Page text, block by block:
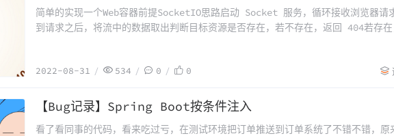
简单的实现一个Web容器前提SocketIO思路启动 Socket 服务，循环接收浏览器请
到请求之后，将流中的数据取出判断目标资源是否存在，若不存在，返回 404若存
2022-08-31 534 0 0
2022-08-12
【Bug记录】Spring Boot按条件注入
看了看同事的代码，看来吃过亏，在测试环境把订单推送到订单系统了不错不错，原